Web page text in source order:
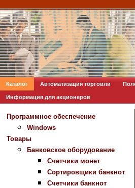
Каталог Автоматизация торговли
Информация для акционеров
Программное обеспечение
Windows
Товары
Банковское оборудование
Счетчики монет
Сортировщики банкнот
Счетчики банкнот